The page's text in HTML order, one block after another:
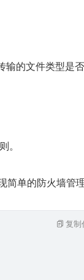
输的文件类型是
。
简单的防火墙管
复制